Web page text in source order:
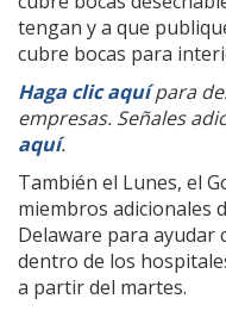
tengan y a que
cubre bocas para
Haga clic aquípara
empresas. Señales
aquí.
También el Lunes, el
miembros adicionales
Delaware para ayudar
dentro de los
a partir del martes.